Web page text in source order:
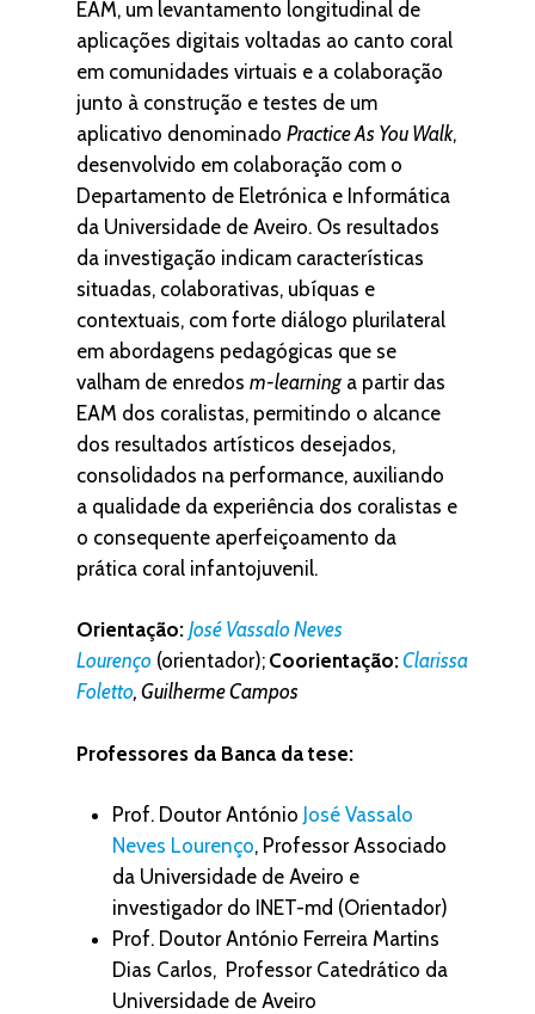
EAM, um levantamento longitudinal de
aplicações digitais voltadas ao canto coral
em comunidades virtuais e a colaboração
junto à construção e testes de um
aplicativo denominado Practice As You Walk,
desenvolvido em colaboração com o
Departamento de Eletrónica e Informática
da Universidade de Aveiro. Os resultados
da investigação indicam características
situadas, colaborativas, ubíquas e
contextuais, com forte diálogo plurilateral
em abordagens pedagógicas que se
valham de enredos m-learning a partir das
EAM dos coralistas, permitindo o alcance
dos resultados artísticos desejados,
consolidados na performance, auxiliando
a qualidade da experiência dos coralistas e
o consequente aperfeiçoamento da
prática coral infantojuvenil.
Orientação: José Vassalo Neves
Lourenço (orientador); Coorientação:Clarissa
Foletto, Guilherme Campos
Professores da Banca da tese:
Prof. Doutor António José Vassalo
Neves Lourenço, Professor Associado
da Universidade de Aveiro e
investigador do INET-md (Orientador)
Prof. Doutor António Ferreira Martins
Dias Carlos, Professor Catedrático da
Universidade de Aveiro